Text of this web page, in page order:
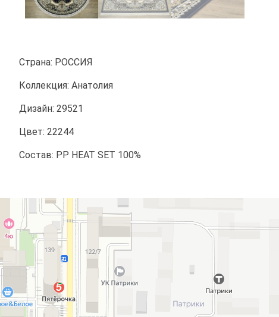
Страна: РОССИЯ
Коллекция: Анатолия
Дизайн: 29521
Цвет: 22244
Состав: PP HEAT SET 100%
Магазин ковров в Краснодаре